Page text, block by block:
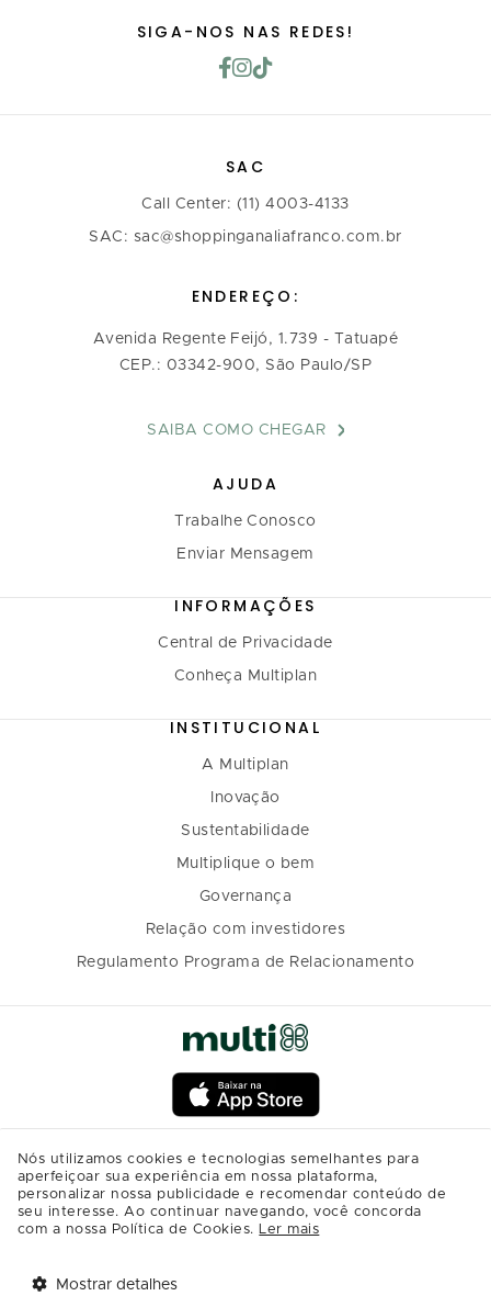
SIGA-NOS NAS REDES!
SAC
Call Center: (11) 4003-4133
SAC: sac@shoppinganaliafranco.com.br
ENDEREÇO:
Avenida Regente Feijó, 1.739 - Tatuapé
CEP.: 03342-900, São Paulo/SP
SAIBA COMO CHEGAR
AJUDA
Trabalhe Conosco
Enviar Mensagem
INFORMAÇÕES
Central de Privacidade
Conheça Multiplan
INSTITUCIONAL
A Multiplan
Inovação
Sustentabilidade
Multiplique o bem
Governança
Relação com investidores
Regulamento Programa de Relacionamento
Nós utilizamos cookies e tecnologias semelhantes para
aperfeiçoar sua experiência em nossa plataforma,
personalizar nossa publicidade e recomendar conteúdo de
seu interesse. Ao continuar navegando, você concorda
com a nossa Política de Cookies. Ler mais
Mostrar detalhes